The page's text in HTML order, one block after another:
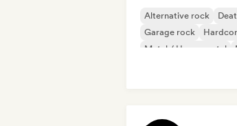
Alternative rock
Garage rock
Metal / Heavy metal